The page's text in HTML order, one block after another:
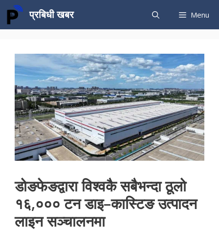
Skip
content
प्रबिधी खबर Menu
डोङफेङद्वारा विश्वकै सबैभन्दा ठूलो
१६,००० टन डाइ–कास्टिङ उत्पादन
लाइन सञ्चालनमा